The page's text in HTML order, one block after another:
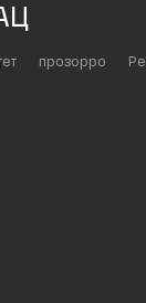
прозорро